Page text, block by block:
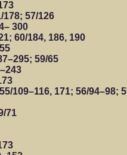
178; 57/126
300
60/184, 186, 190
59/65
109–116, 171; 56/94–98;
71